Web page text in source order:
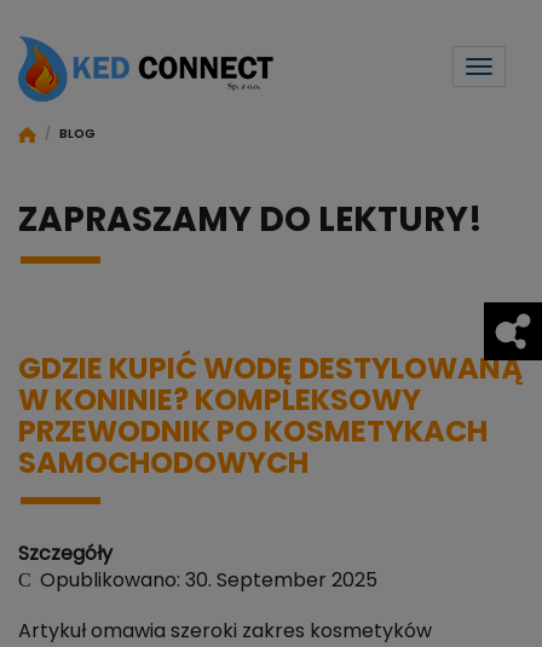
Toggle
/ BLOG
ZAPRASZAMY DO LEKTURY!
GDZIE KUPIĆ WODĘ DESTYLOWANĄ
W KONINIE? KOMPLEKSOWY
PRZEWODNIK PO KOSMETYKACH
SAMOCHODOWYCH
Szczegóły
Opublikowano: 30. September 2025
Artykuł omawia szeroki zakres kosmetyków